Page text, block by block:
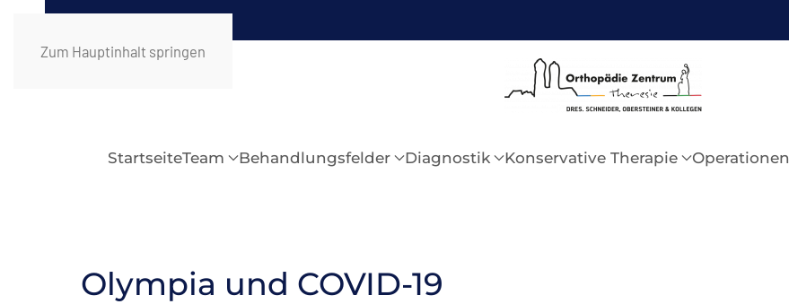
Zum Hauptinhalt springen
StartseiteTeam Behandlungsfelder Diagnostik Konservative Therapie Operationen
Olympia und COVID-19